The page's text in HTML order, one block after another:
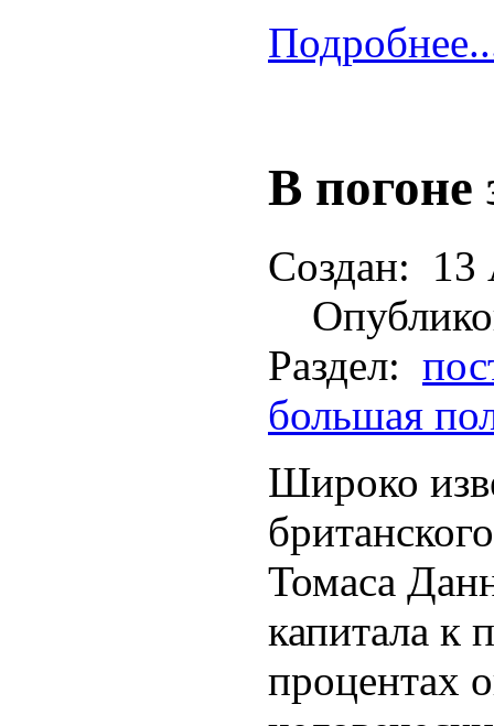
В погоне
Создан:
13
Раздел:
большая
Широко
Томаса
капитала к
процентах